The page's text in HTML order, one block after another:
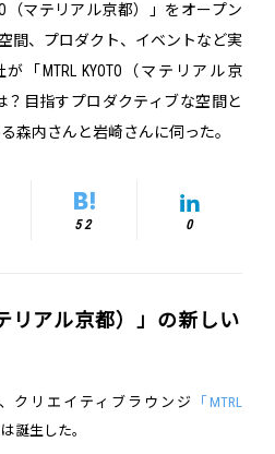
（マテリアル京都）」をオープン
間、プロダクト、イベントなど実
「MTRL KYOTO（マテリアル京
目指すプロダクティブな空間と
森内さんと岩崎さんに伺った。
52 0
テリアル京都）」の新しい
クリエイティブラウンジ
「MTRL
は誕生した。